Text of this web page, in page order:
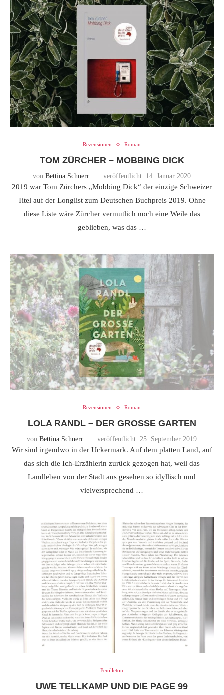
Rezensionen Roman
TOM ZÜRCHER – MOBBING DICK
von Bettina Schnerr veröffentlicht: 14. Januar 2020
2019 war Tom Zürchers „Mobbing Dick“ der einzige Schweizer
Titel auf der Longlist zum Deutschen Buchpreis 2019. Ohne
diese Liste wäre Zürcher vermutlich noch eine Weile das
geblieben, was das …
Rezensionen Roman
LOLA RANDL – DER GROSSE GARTEN
von Bettina Schnerr veröffentlicht: 25. September 2019
Wir sind irgendwo in der Uckermark. Auf dem platten Land, auf
das sich die Ich-Erzählerin zurück gezogen hat, weil das
Landleben von der Stadt aus gesehen so idyllisch und
vielversprechend …
Feuilleton
UWE TELLKAMP UND DIE PAGE 99